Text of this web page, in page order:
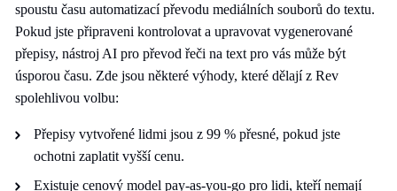
spoustu času automatizací převodu mediálních souborů do textu.
Pokud jste připraveni kontrolovat a upravovat vygenerované
přepisy, nástroj AI pro převod řeči na text pro vás může být
úsporou času. Zde jsou některé výhody, které dělají z Rev
spolehlivou volbu:
Přepisy vytvořené lidmi jsou z 99 % přesné, pokud jste
ochotni zaplatit vyšší cenu.
Existuje cenový model pay-as-you-go pro lidi, kteří nemají